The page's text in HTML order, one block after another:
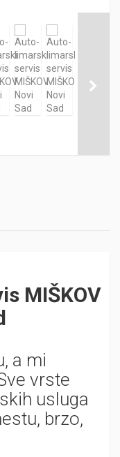
MIŠKOV
a mi
vrste
usluga
brzo,